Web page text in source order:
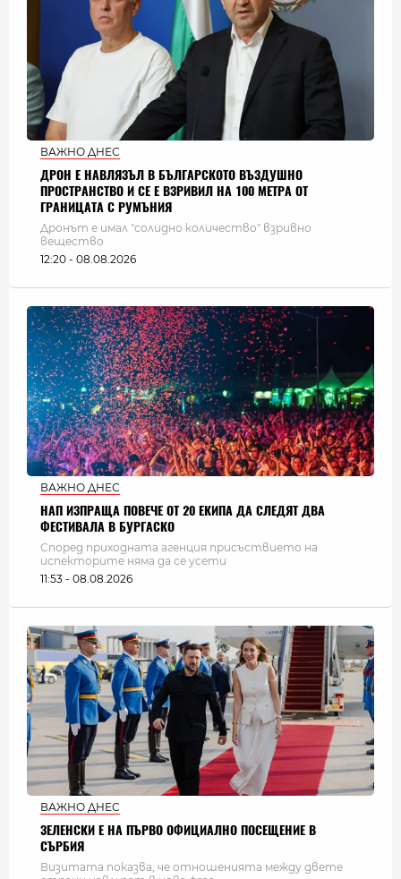
ВАЖНО ДНЕС
ДРОН Е НАВЛЯЗЪЛ В БЪЛГАРСКОТО ВЪЗДУШНО
ПРОСТРАНСТВО И СЕ Е ВЗРИВИЛ НА 100 МЕТРА ОТ
ГРАНИЦАТА С РУМЪНИЯ
Дронът е имал "солидно количество" взривно
вещество
12:20 - 08.08.2026
ВАЖНО ДНЕС
НАП ИЗПРАЩА ПОВЕЧЕ ОТ 20 ЕКИПА ДА СЛЕДЯТ ДВА
ФЕСТИВАЛА В БУРГАСКО
Според приходната агенция присъствието на
испекторите няма да се усети
11:53 - 08.08.2026
ВАЖНО ДНЕС
ЗЕЛЕНСКИ Е НА ПЪРВО ОФИЦИАЛНО ПОСЕЩЕНИЕ В
СЪРБИЯ
Визитата показва, че отношенията между двете